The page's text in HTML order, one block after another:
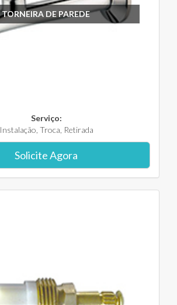
TORNEIRA DE PAREDE
Serviço:
Instalação, Troca, Retirada
Solicite Agora